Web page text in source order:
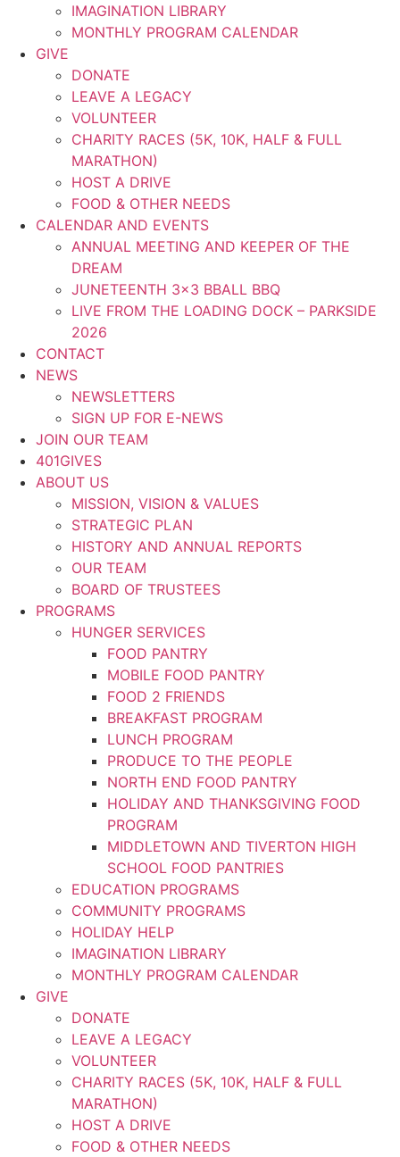
IMAGINATION LIBRARY
MONTHLY PROGRAM CALENDAR
GIVE
DONATE
LEAVE A LEGACY
VOLUNTEER
CHARITY RACES (5K, 10K, HALF & FULL
MARATHON)
HOST A DRIVE
FOOD & OTHER NEEDS
CALENDAR AND EVENTS
ANNUAL MEETING AND KEEPER OF THE
DREAM
JUNETEENTH 3×3 BBALL BBQ
LIVE FROM THE LOADING DOCK – PARKSIDE
2026
CONTACT
NEWS
NEWSLETTERS
SIGN UP FOR E-NEWS
JOIN OUR TEAM
401GIVES
ABOUT US
MISSION, VISION & VALUES
STRATEGIC PLAN
HISTORY AND ANNUAL REPORTS
OUR TEAM
BOARD OF TRUSTEES
PROGRAMS
HUNGER SERVICES
FOOD PANTRY
MOBILE FOOD PANTRY
FOOD 2 FRIENDS
BREAKFAST PROGRAM
LUNCH PROGRAM
PRODUCE TO THE PEOPLE​
NORTH END FOOD PANTRY
HOLIDAY AND THANKSGIVING FOOD
PROGRAM​
MIDDLETOWN AND TIVERTON HIGH
SCHOOL FOOD PANTRIES
EDUCATION PROGRAMS
COMMUNITY PROGRAMS
HOLIDAY HELP
IMAGINATION LIBRARY
MONTHLY PROGRAM CALENDAR
GIVE
DONATE
LEAVE A LEGACY
VOLUNTEER
CHARITY RACES (5K, 10K, HALF & FULL
MARATHON)
HOST A DRIVE
FOOD & OTHER NEEDS